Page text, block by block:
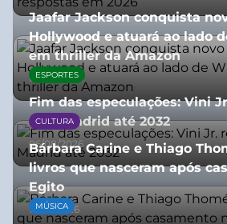
Jaafar Jackson conquista
Hollywood e atuará ao lado
em thriller da Amazon
06/08/2026
ESPORTES
Fim das especulações: Vini
Real Madrid até 2032
06/08/2026
CULTURA
Bárbara Carine e Thiago
livros que nasceram após
Egito
10/07/2026
MÚSICA